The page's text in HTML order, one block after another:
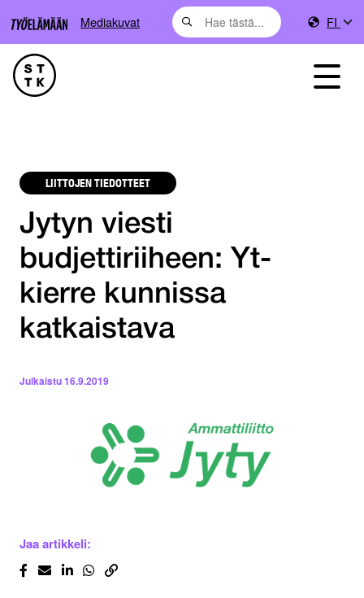
Mediakuvat FI
LIITTOJEN TIEDOTTEET
Jytyn viesti
budjettiriiheen: Yt-
kierre kunnissa
katkaistava
Julkaistu16.9.2019
Jaa artikkeli: